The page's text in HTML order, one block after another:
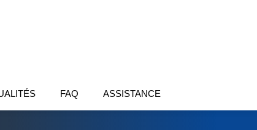
FAQ ASSISTANCE